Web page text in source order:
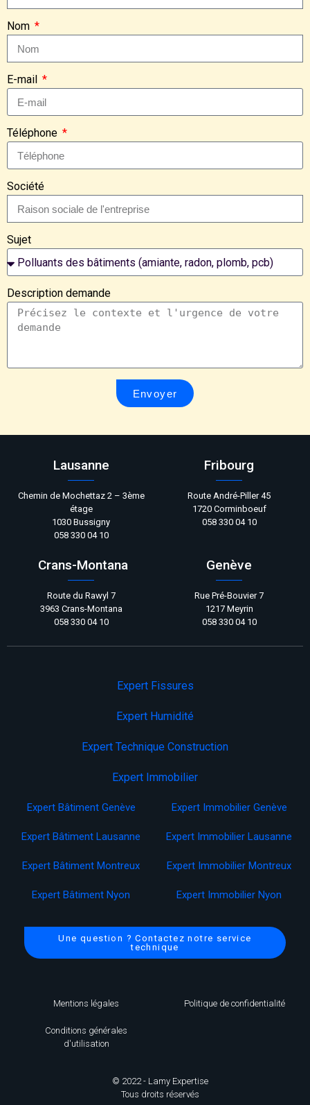
Nom
E-mail
Téléphone
Société
Sujet
Description demande
Envoyer
Lausanne
Chemin de Mochettaz 2 – 3ème
étage
1030 Bussigny
058 330 04 10
Fribourg
Route André-Piller 45
1720 Corminboeuf
058 330 04 10
Crans-Montana
Route du Rawyl 7
3963 Crans-Montana
058 330 04 10
Genève
Rue Pré-Bouvier 7
1217 Meyrin
058 330 04 10
Expert Fissures
Expert Humidité
Expert Technique Construction
Expert Immobilier
Expert Bâtiment Genève
Expert Bâtiment Lausanne
Expert Bâtiment Montreux
Expert Bâtiment Nyon
Expert Immobilier Genève
Expert Immobilier Lausanne
Expert Immobilier Montreux
Expert Immobilier Nyon
Une question ? Contactez notre service
technique
Mentions légales Politique de confidentialité
Conditions générales
d'utilisation
© 2022 - Lamy Expertise
Tous droits réservés